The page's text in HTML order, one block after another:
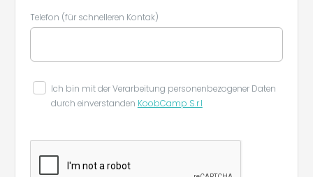
Telefon (für schnelleren Kontak)
Ich bin mit der Verarbeitung personenbezogener Daten
durch einverstanden KoobCamp S.r.l